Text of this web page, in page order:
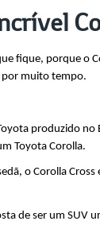
fique, porque o
por muito tempo.
produzido
Toyota Corolla.
o Corolla
de ser um